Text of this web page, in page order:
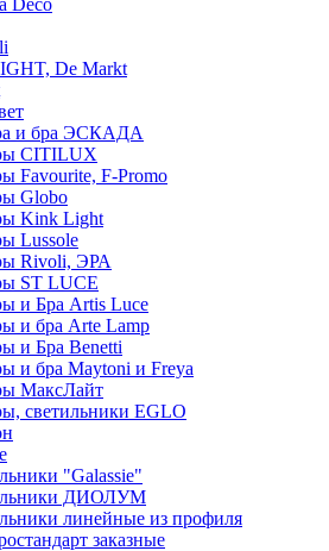
Deco
De Markt
и бра ЭСКАДА
CITILUX
Favourite, F-Promo
Globo
Kink Light
Lussole
Rivoli, ЭРА
ST LUCE
и Бра Artis Luce
и бра Arte Lamp
и Бра Benetti
и бра Maytoni и Freya
МаксЛайт
светильники EGLO
"Galassie"
ДИОЛУМ
линейные из профиля
заказные